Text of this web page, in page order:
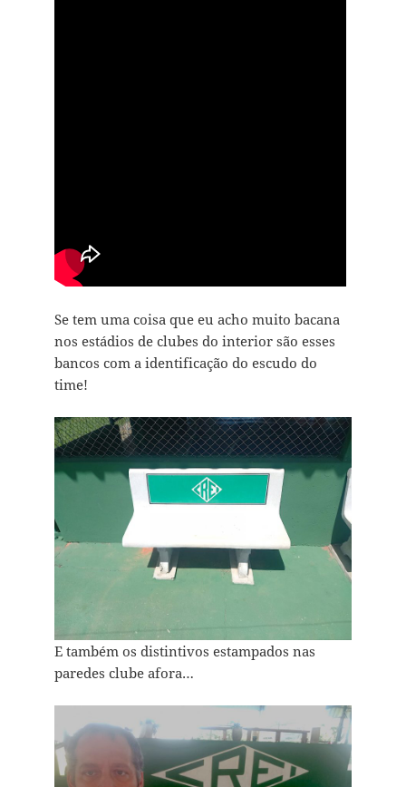
Se tem uma coisa que eu acho muito bacana
nos estádios de clubes do interior são esses
bancos com a identificação do escudo do
time!
E também os distintivos estampados nas
paredes clube afora…